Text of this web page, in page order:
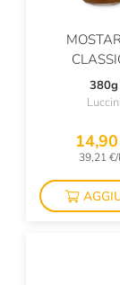
380g
Luccini
39,21